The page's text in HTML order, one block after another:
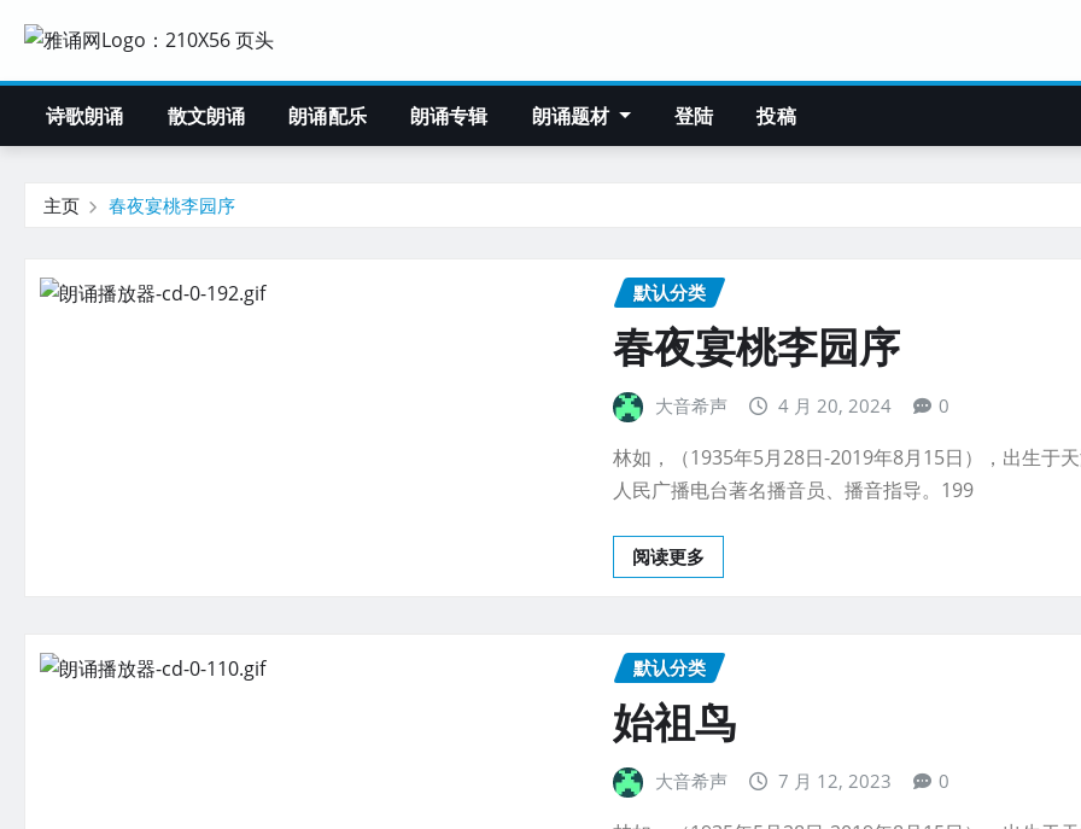
诗歌朗诵 散文朗诵 朗诵配乐 朗诵专辑 朗诵题材 登陆 投稿
主页 春夜宴桃李园序
默认分类
春夜宴桃李园序
大音希声 4 月 20, 2024 0
林如，（1935年5月28日-2019年8月15日），出生于
人民广播电台著名播音员、播音指导。199
阅读更多
默认分类
始祖鸟
大音希声 7 月 12, 2023 0